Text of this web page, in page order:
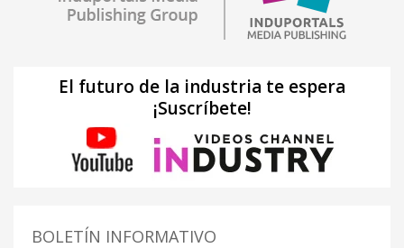
El futuro de la industria te espera
¡Suscríbete!
BOLETÍN INFORMATIVO